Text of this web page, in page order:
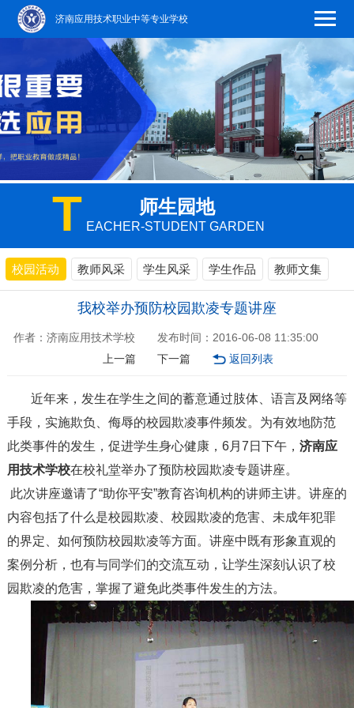
济南应用技术职业中等专业学校
师生园地
T EACHER-STUDENT GARDEN
校园活动 教师风采 学生风采 学生作品 教师文集
我校举办预防校园欺凌专题讲座
作者：济南应用技术学校
发布时间：2016-06-08 11:35:00
上一篇
下一篇 返回列表
近年来，发生在学生之间的蓄意通过肢体、语言及网络等
手段，实施欺负、侮辱的校园欺凌事件频发。为有效地防范
此类事件的发生，促进学生身心健康，6月7日下午， 济南应
用技术学校在校礼堂举办了预防校园欺凌专题讲座。
此次讲座邀请了“助你平安”教育咨询机构的讲师主讲。讲座的
内容包括了什么是校园欺凌、校园欺凌的危害、未成年犯罪
的界定、如何预防校园欺凌等方面。讲座中既有形象直观的
案例分析，也有与同学们的交流互动，让学生深刻认识了校
园欺凌的危害，掌握了避免此类事件发生的方法。